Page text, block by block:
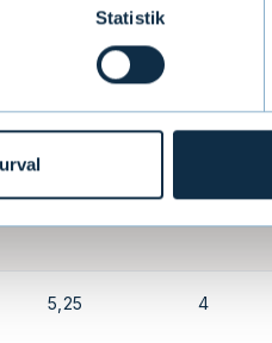
Statistik
5,25 4